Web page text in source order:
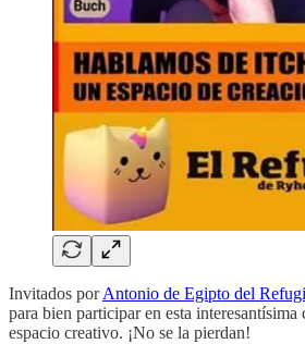
Invitados porAntonio de Egipto del
para bien participar en esta
espacio creativo. ¡No se la pierdan!